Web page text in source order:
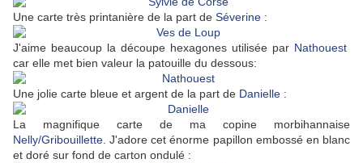
Une carte très printanière de la part de Séverine :
J'aime beaucoup la découpe hexagones utilisée par Nathouest
car elle met bien valeur la patouille du dessous:
Une jolie carte bleue et argent de la part de Danielle :
La magnifique carte de ma copine morbihannaise
Nelly/Gribouillette . J'adore cet énorme papillon embossé en blanc
et doré sur fond de carton ondulé :